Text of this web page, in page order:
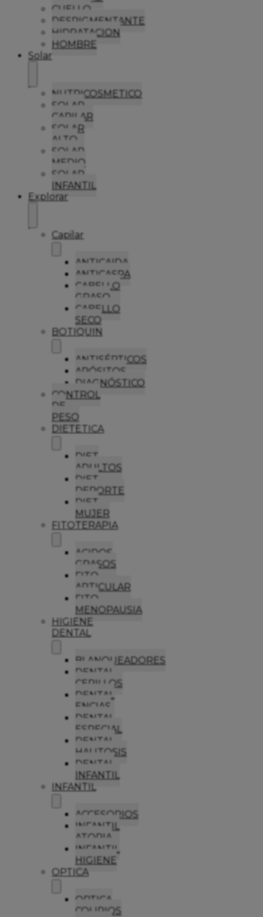
CUELLO
DESPIGMENTANTE
HIDRATACION
HOMBRE
Solar
NUTRICOSMETICO
SOLAR
CAPILAR
SOLAR
ALTO
SOLAR
MEDIO
SOLAR
INFANTIL
Explorar
Capilar
ANTICAIDA
ANTICASPA
CABELLO
GRASO
CABELLO
SECO
BOTIQUIN
ANTISÉPTICOS
APÓSITOS
DIAGNÓSTICO
CONTROL
DE
PESO
DIETETICA
DIET
ADULTOS
DIET
DEPORTE
DIET
MUJER
FITOTERAPIA
ACIDOS
GRASOS
FITO
ARTICULAR
FITO
MENOPAUSIA
HIGIENE
DENTAL
BLANQUEADORES
DENTAL
CEPILLOS
DENTAL
ENCIAS
DENTAL
ESPECIAL
DENTAL
HALITOSIS
DENTAL
INFANTIL
INFANTIL
ACCESORIOS
INFANTIL
ATOPIA
INFANTIL
HIGIENE
OPTICA
OPTICA
COLIRIOS